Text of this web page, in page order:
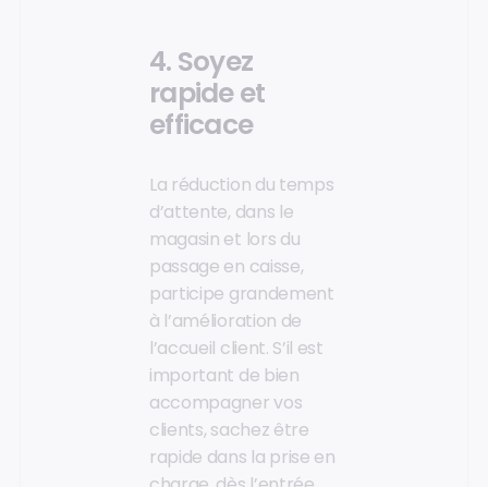
4. Soyez
rapide et
efficace
La réduction du temps
d’attente, dans le
magasin et lors du
passage en caisse,
participe grandement
à l’amélioration de
l’accueil client. S’il est
important de bien
accompagner vos
clients, sachez être
rapide dans la prise en